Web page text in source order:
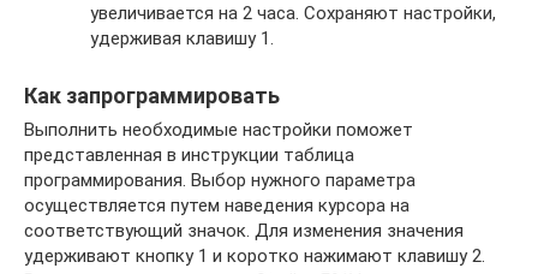
увеличивается на 2 часа. Сохраняют настройки,
удерживая клавишу 1.
Как запрограммировать
Выполнить необходимые настройки поможет
представленная в инструкции таблица
программирования. Выбор нужного параметра
осуществляется путем наведения курсора на
соответствующий значок. Для изменения значения
удерживают кнопку 1 и коротко нажимают клавишу 2.